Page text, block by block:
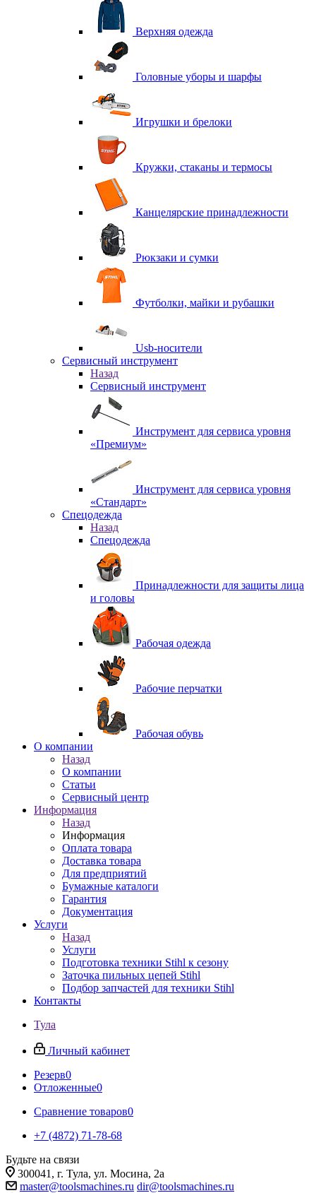
Верхняя одежда
Головные уборы и шарфы
Игрушки и брелоки
Кружки, стаканы и термосы
Канцелярские принадлежности
Рюкзаки и сумки
Футболки, майки и рубашки
Usb-носители
Сервисный инструмент
Назад
Сервисный инструмент
Инструмент для сервиса уровня
«Премиум»
Инструмент для сервиса уровня
«Стандарт»
Спецодежда
Назад
Спецодежда
Принадлежности для защиты лица
и головы
Рабочая одежда
Рабочие перчатки
Рабочая обувь
O компании
Назад
O компании
Статьи
Сервисный центр
Информация
Назад
Информация
Оплата товара
Доставка товара
Для предприятий
Бумажные каталоги
Гарантия
Документация
Услуги
Назад
Услуги
Подготовка техники Stihl к сезону
Заточка пильных цепей Stihl
Подбор запчастей для техники Stihl
Контакты
Тула
Личный кабинет
Резерв0
Отложенные0
Сравнение товаров0
+7 (4872) 71-78-68
Будьте на связи
300041, г. Тула, ул. Мосина, 2а
master@toolsmachines.ru dir@toolsmachines.ru